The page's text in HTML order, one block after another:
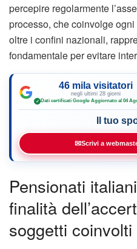
percepire regolarmente
processo, che coinvolge
oltre i confini nazionali,
fondamentale per evitare
46 mila visitatori
negli ultimi 28 giorni
✓ Dati certificati Google·Aggiornato al 04
Il tuo
✉Scrivi a
Pensionati
finalità
soggetti coinvolti